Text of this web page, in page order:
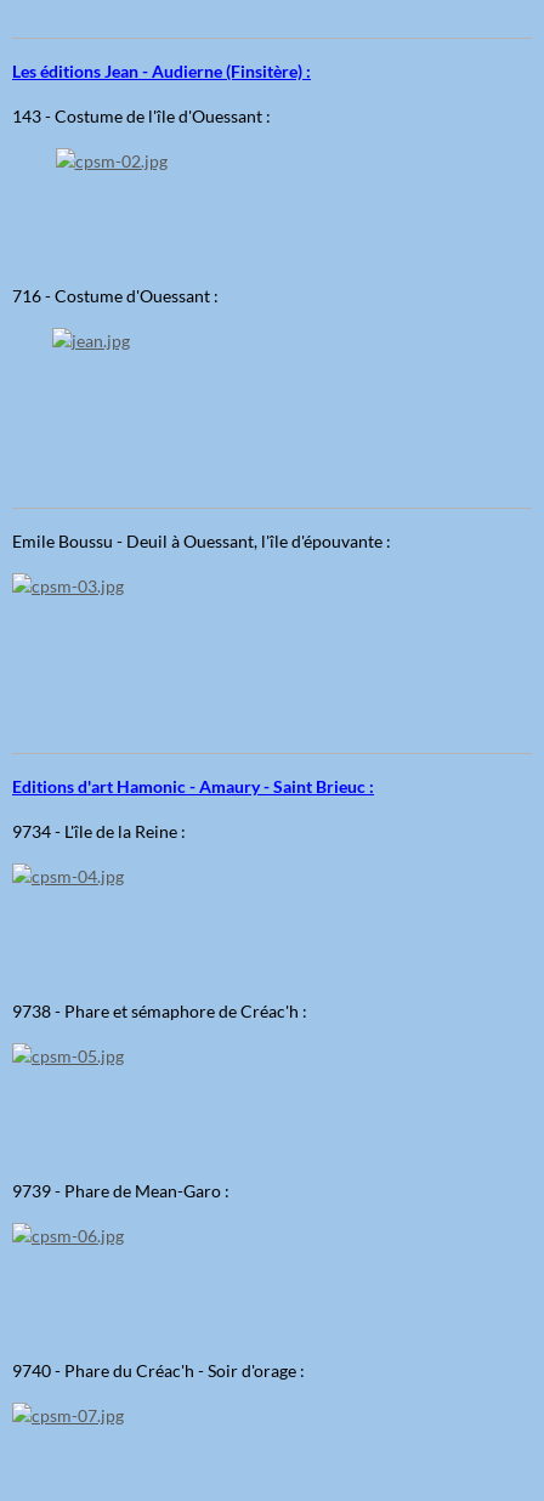
Les éditions Jean - Audierne (Finsitère) :
143 - Costume de l'île d'Ouessant :
716 - Costume d'Ouessant :
Emile Boussu - Deuil à Ouessant, l'île d'épouvante :
Editions d'art Hamonic - Amaury - Saint Brieuc :
9734 - L'île de la Reine :
9738 - Phare et sémaphore de Créac'h :
9739 - Phare de Mean-Garo :
9740 - Phare du Créac'h - Soir d'orage :